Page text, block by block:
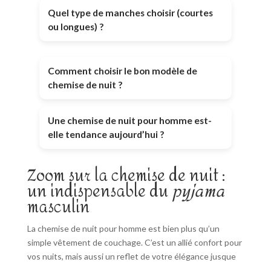
Quel type de manches choisir (courtes
ou longues) ?
Comment choisir le bon modèle de
chemise de nuit ?
Une chemise de nuit pour homme est-
elle tendance aujourd’hui ?
Zoom sur la chemise de nuit :
un indispensable dupyjama
masculin
La chemise de nuit pour homme est bien plus qu’un
simple vêtement de couchage. C’est un allié confort pour
vos nuits, mais aussi un reflet de votre élégance jusque